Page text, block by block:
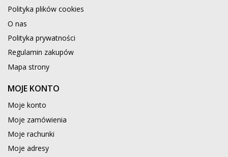
Polityka plików cookies
O nas
Polityka prywatności
Regulamin zakupów
Mapa strony
MOJE KONTO
Moje konto
Moje zamówienia
Moje rachunki
Moje adresy